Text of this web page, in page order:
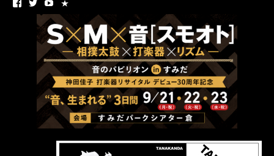
■
Yo
ut
チ
ャ
ン
■
N
O